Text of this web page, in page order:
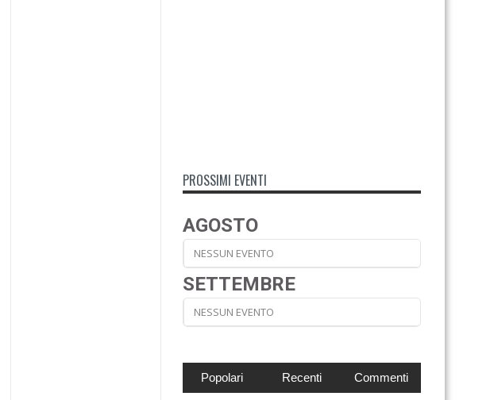
PROSSIMI EVENTI
AGOSTO
NESSUN EVENTO
SETTEMBRE
NESSUN EVENTO
Popolari Recenti Commenti